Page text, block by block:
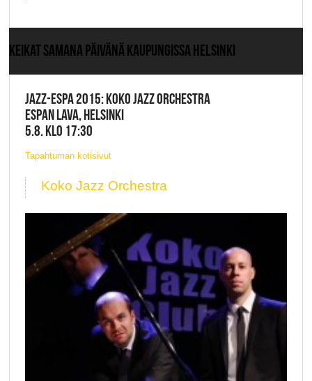
KEIKAT SAMANA PÄIVÄNÄ KAUPUNGISSA HELSINKI
JAZZ-ESPA 2015: KOKO JAZZ ORCHESTRA
ESPAN LAVA, HELSINKI
5.8. KLO 17:30
Tapahtuman kotisivut
Koko Jazz Orchestra